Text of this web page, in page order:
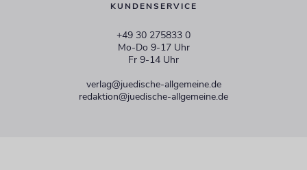
KUNDENSERVICE
+49 30 275833 0
Mo-Do 9-17 Uhr
Fr 9-14 Uhr
verlag@juedische-allgemeine.de
redaktion@juedische-allgemeine.de